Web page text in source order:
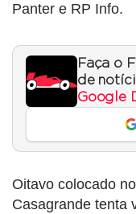
Panter e RP Info.
Faça o
de
Google
Oitavo colocado
Casagrande tenta